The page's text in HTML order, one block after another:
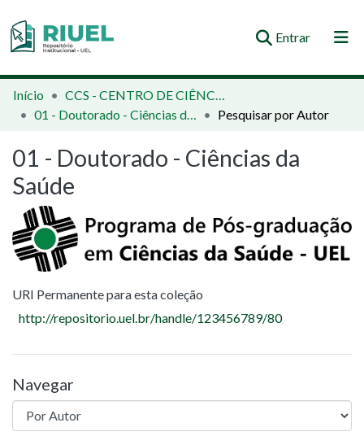
Entrar(current)
Orientações e Normas
Comunidades e Coleções
Busca no Repositório
Início
CCS - CENTRO DE CIÊNCIAS DA SAÚDE
01 - Doutorado - Ciências da Saúde
Pesquisar por Autor
01 - Doutorado - Ciências da
Saúde
URI Permanente para esta coleção
http://repositorio.uel.br/handle/123456789/80
Navegar